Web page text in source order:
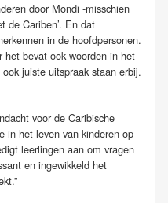
door Mondi -misschien
de Cariben’. En dat
in de hoofdpersonen.
het bevat ook woorden in het
juiste uitspraak staan erbij.
voor de Caribische
in het leven van kinderen op
leerlingen aan om vragen
en ingewikkeld het